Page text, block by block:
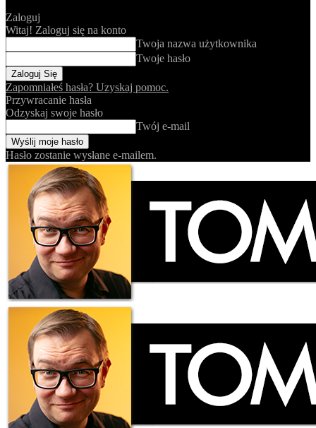
Zaloguj
Witaj! Zaloguj się na konto
Twoja nazwa użytkownika
Twoje hasło
Zapomniałeś hasła? Uzyskaj pomoc.
Przywracanie hasła
Odzyskaj swoje hasło
Twój e-mail
Hasło zostanie wysłane e-mailem.